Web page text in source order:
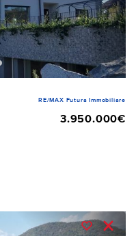
RE/MAX Futura Immobiliare
3.950.000€